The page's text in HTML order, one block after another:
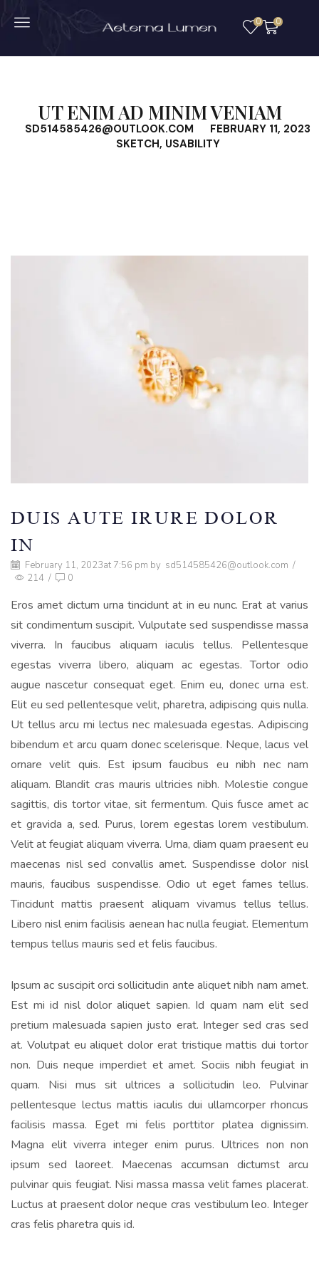
0 0
UT ENIM AD MINIM VENIAM
SD514585426@OUTLOOK.COM
FEBRUARY 11, 2023
SKETCH, USABILITY
DUIS AUTE IRURE DOLOR
IN
February 11, 2023at 7:56 pm by sd514585426@outlook.com /
214 / 0
Eros amet dictum urna tincidunt at in eu nunc. Erat at varius
sit condimentum suscipit. Vulputate sed suspendisse massa
viverra. In faucibus aliquam iaculis tellus. Pellentesque
egestas viverra libero, aliquam ac egestas. Tortor odio
augue nascetur consequat eget. Enim eu, donec urna est.
Elit eu sed pellentesque velit, pharetra, adipiscing quis nulla.
Ut tellus arcu mi lectus nec malesuada egestas. Adipiscing
bibendum et arcu quam donec scelerisque. Neque, lacus vel
ornare velit quis. Est ipsum faucibus eu nibh nec nam
aliquam. Blandit cras mauris ultricies nibh. Molestie congue
sagittis, dis tortor vitae, sit fermentum. Quis fusce amet ac
et gravida a, sed. Purus, lorem egestas lorem vestibulum.
Velit at feugiat aliquam viverra. Urna, diam quam praesent eu
maecenas nisl sed convallis amet. Suspendisse dolor nisl
mauris, faucibus suspendisse. Odio ut eget fames tellus.
Tincidunt mattis praesent aliquam vivamus tellus tellus.
Libero nisl enim facilisis aenean hac nulla feugiat. Elementum
tempus tellus mauris sed et felis faucibus.
Ipsum ac suscipit orci sollicitudin ante aliquet nibh nam amet.
Est mi id nisl dolor aliquet sapien. Id quam nam elit sed
pretium malesuada sapien justo erat. Integer sed cras sed
at. Volutpat eu aliquet dolor erat tristique mattis dui tortor
non. Duis neque imperdiet et amet. Sociis nibh feugiat in
quam. Nisi mus sit ultrices a sollicitudin leo. Pulvinar
pellentesque lectus mattis iaculis dui ullamcorper rhoncus
facilisis massa. Eget mi felis porttitor platea dignissim.
Magna elit viverra integer enim purus. Ultrices non non
ipsum sed laoreet. Maecenas accumsan dictumst arcu
pulvinar quis feugiat. Nisi massa massa velit fames placerat.
Luctus at praesent dolor neque cras vestibulum leo. Integer
cras felis pharetra quis id.